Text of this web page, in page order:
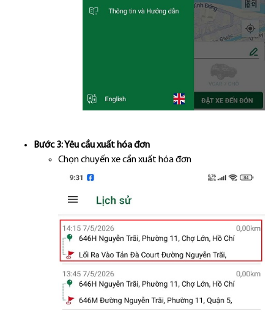
Bước 3: Yêu cầu xuất hóa đơn
Chọn chuyến xe cần xuất hóa đơn